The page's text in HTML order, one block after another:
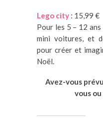
Lego city : 15,99 €
Pour les 5 – 12
mini voitures, et
pour créer et
Noël.
Avez-vous
vous